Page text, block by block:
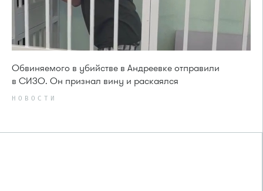
Обвиняемого в убийстве в Андреевке отправили
в СИЗО. Он признал вину и раскаялся
НОВОСТИ